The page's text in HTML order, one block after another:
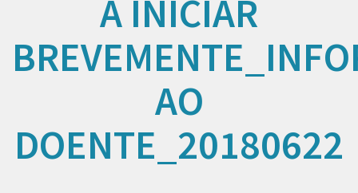
A INICIAR
AO
DOENTE_20180622